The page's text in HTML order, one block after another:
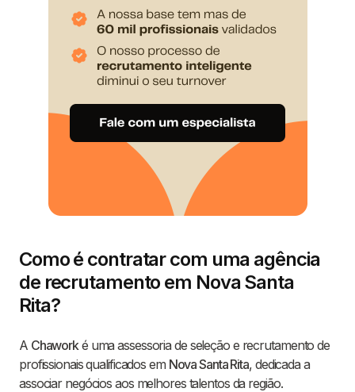
Como é contratar com uma agência
de recrutamento em Nova Santa
Rita?
A Chaworké uma assessoria de seleção e recrutamento de
profissionais qualificados em Nova Santa Rita, dedicada a
associar negócios aos melhores talentos da região.